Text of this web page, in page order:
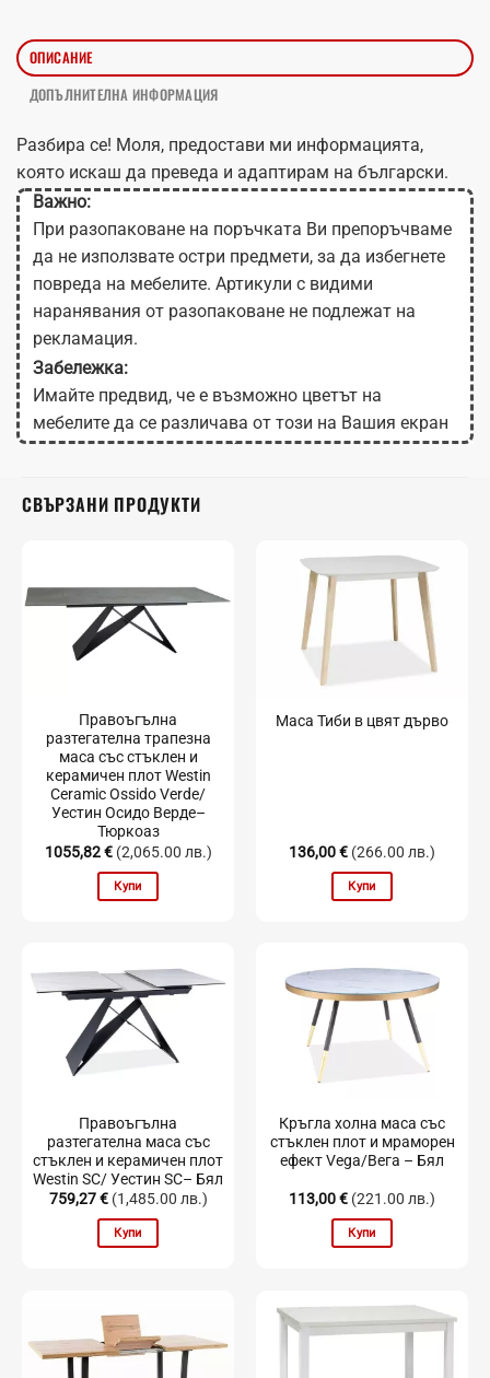
ОПИСАНИЕ
ДОПЪЛНИТЕЛНА ИНФОРМАЦИЯ
Разбира се! Моля, предостави ми информацията,
която искаш да преведа и адаптирам на български.
Важно:
При разопаковане на поръчката Ви препоръчваме
да не използвате остри предмети, за да избегнете
повреда на мебелите. Артикули с видими
наранявания от разопаковане не подлежат на
рекламация.
Забележка:
Имайте предвид, че е възможно цветът на
мебелите да се различава от този на Вашия екран
в зависимост от настройките на монитора.
СВЪРЗАНИ ПРОДУКТИ
Правоъгълна
разтегателна трапезна
маса със стъклен и
керамичен плот Westin
Ceramic Ossido Verde/
Уестин Осидо Верде–
Тюркоаз
1055,82€ (2,065.00 лв.)
Купи
Маса Тиби в цвят дърво
136,00€ (266.00 лв.)
Купи
Правоъгълна
разтегателна маса със
стъклен и керамичен плот
Westin SC/ Уестин SC– Бял
759,27€ (1,485.00 лв.)
Купи
Кръгла холна маса със
стъклен плот и мраморен
ефект Vega/Вега – Бял
113,00€ (221.00 лв.)
Купи